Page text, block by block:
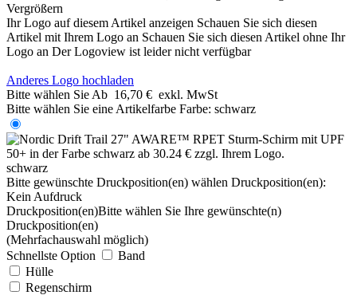
Vergrößern
Ihr Logo auf diesem Artikel anzeigen Schauen Sie sich diesen
Artikel mit Ihrem Logo an Schauen Sie sich diesen Artikel ohne Ihr
Logo an Der Logoview ist leider nicht verfügbar
Anderes Logo hochladen
Bitte wählen Sie Ab 16,70 € exkl. MwSt
Bitte wählen Sie eine Artikelfarbe Farbe: schwarz
schwarz
Bitte gewünschte Druckposition(en) wählen Druckposition(en):
Kein Aufdruck
Druckposition(en)Bitte wählen Sie Ihre gewünschte(n)
Druckposition(en)
(Mehrfachauswahl möglich)
Schnellste Option
Band
Hülle
Regenschirm